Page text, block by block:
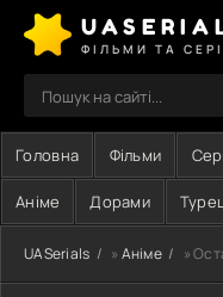
ФІЛЬМИ ТА
Головна Фільми
Аніме Дорами
UASerials » Аніме »